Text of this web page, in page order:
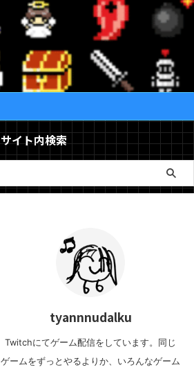
サイト内検索
tyannnudalku
Twitchにてゲーム配信をしています。同じ
ゲームをずっとやるよりか、いろんなゲーム